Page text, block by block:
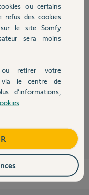
intérieurs. Il sera
ou certains
refus des cookies
sur le site Somfy
sera moins
ou retirer votre
via le centre de
d’informations,